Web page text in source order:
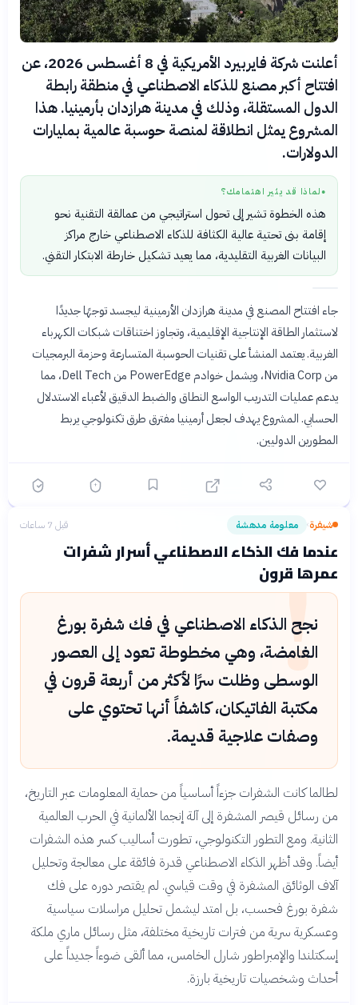
أعلنت شركة فايربيرد الأمريكية في 8 أغسطس 2026، عن
افتتاح أكبر مصنع للذكاء الاصطناعي في منطقة رابطة
الدول المستقلة، وذلك في مدينة هرازدان بأرمينيا. هذا
المشروع يمثل انطلاقة لمنصة حوسبة عالمية بمليارات
الدولارات.
● لماذا قد يثير اهتمامك؟
هذه الخطوة تشير إلى تحول استراتيجي من عمالقة التقنية نحو
إقامة بنى تحتية عالية الكثافة للذكاء الاصطناعي خارج مراكز
البيانات الغربية التقليدية، مما يعيد تشكيل خارطة الابتكار التقني.
جاء افتتاح المصنع في مدينة هرازدان الأرمينية ليجسد توجهًا جديدًا
لاستثمار الطاقة الإنتاجية الإقليمية، وتجاوز اختناقات شبكات الكهرباء
الغربية. يعتمد المنشأ على تقنيات الحوسبة المتسارعة وحزمة البرمجيات
من Nvidia Corp، ويشمل خوادم PowerEdge من Dell Tech، مما
يدعم عمليات التدريب الواسع النطاق والضبط الدقيق لأعباء الاستدلال
الحسابي. المشروع يهدف لجعل أرمينيا مفترق طرق تكنولوجي يربط
المطورين الدوليين.
شيفرة› معلومة مدهشة قبل 7 ساعات
عندما فك الذكاء الاصطناعي أسرار شفرات
عمرها قرون
!
نجح الذكاء الاصطناعي في فك شفرة بورغ
الغامضة، وهي مخطوطة تعود إلى العصور
الوسطى وظلت سرًا لأكثر من أربعة قرون في
مكتبة الفاتيكان، كاشفاً أنها تحتوي على
وصفات علاجية قديمة.
لطالما كانت الشفرات جزءاً أساسياً من حماية المعلومات عبر التاريخ،
من رسائل قيصر المشفرة إلى آلة إنجما الألمانية في الحرب العالمية
الثانية. ومع التطور التكنولوجي، تطورت أساليب كسر هذه الشفرات
أيضاً. وقد أظهر الذكاء الاصطناعي قدرة فائقة على معالجة وتحليل
آلاف الوثائق المشفرة في وقت قياسي. لم يقتصر دوره على فك
شفرة بورغ فحسب، بل امتد ليشمل تحليل مراسلات سياسية
وعسكرية سرية من فترات تاريخية مختلفة، مثل رسائل ماري ملكة
إسكتلندا والإمبراطور شارل الخامس، مما ألقى ضوءاً جديداً على
أحداث وشخصيات تاريخية بارزة.